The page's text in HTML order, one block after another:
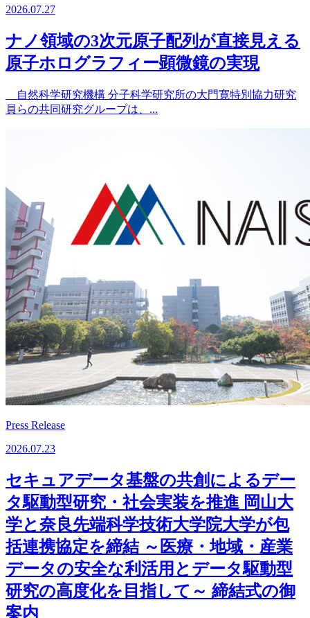
2026.07.27
ナノ領域の3次元原子配列が直接見える
原子ホログラフィー顕微鏡の実現
自然科学研究機構 分子科学研究所の大門寛特別協力研究
員らの共同研究グループは、...
Press Release
2026.07.23
セキュアデータ基盤の共創によるデー
タ駆動型研究・社会実装を推進 岡山大
学と奈良先端科学技術大学院大学が包
括連携協定を締結 ～医療・地域・産業
データの安全な利活用とデータ駆動型
研究の高度化を目指して～ 締結式の御
案内